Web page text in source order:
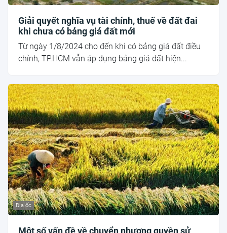
Giải quyết nghĩa vụ tài chính, thuế về đất đai
khi chưa có bảng giá đất mới
Từ ngày 1/8/2024 cho đến khi có bảng giá đất điều
chỉnh, TP.HCM vẫn áp dụng bảng giá đất hiện...
Địa ốc